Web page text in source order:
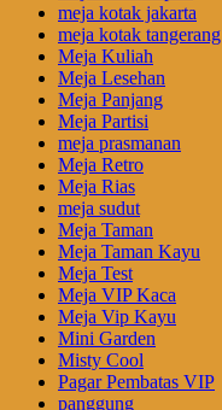
meja kotak jakarta
meja kotak tangerang
Meja Kuliah
Meja Lesehan
Meja Panjang
Meja Partisi
meja prasmanan
Meja Retro
Meja Rias
meja sudut
Meja Taman
Meja Taman Kayu
Meja Test
Meja VIP Kaca
Meja Vip Kayu
Mini Garden
Misty Cool
Pagar Pembatas VIP
panggung